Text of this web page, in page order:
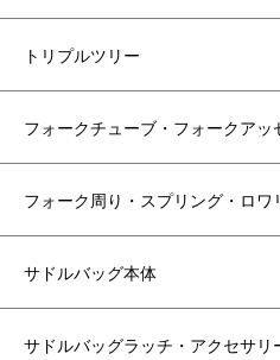
トリプルツリー
フォークチューブ・フォークアッ
フォーク周り・スプリング・ロワ
サドルバッグ本体
サドルバッグラッチ・アクセサリ